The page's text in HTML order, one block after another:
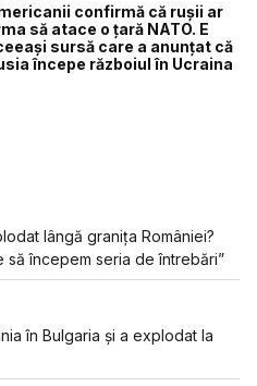
confirmă că rușii ar
să atace o țară NATO. E
sursă care a anunțat că
începe războiul în Ucraina
lângă granița României?
să începem seria de întrebări”
în Bulgaria și a explodat la